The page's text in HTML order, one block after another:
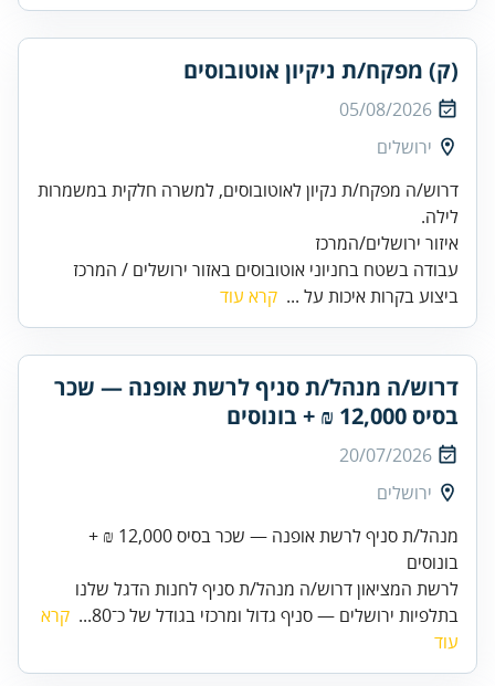
(ק) מפקח/ת ניקיון אוטובוסים
05/08/2026
ירושלים
דרוש/ה מפקח/ת נקיון לאוטובוסים, למשרה חלקית במשמרות
עבודה בשטח בחניוני אוטובוסים באזור ירושלים / המרכז
ביצוע בקרות איכות על ... קרא עוד
דרוש/ה מנהל/ת סניף לרשת אופנה — שכר
בסיס 12,000 ₪ + בונוסים
20/07/2026
ירושלים
מנהל/ת סניף לרשת אופנה — שכר בסיס 12,000 ₪ +
בונוסים
לרשת המציאון דרוש/ה מנהל/ת סניף לחנות הדגל שלנו
בתלפיות ירושלים — סניף גדול ומרכזי בגודל של כ־80...
קרא
עוד